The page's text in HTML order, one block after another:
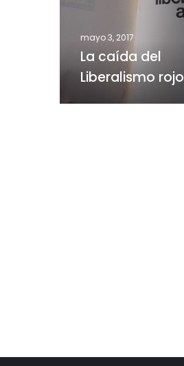
mayo 3, 2017
La caída del
Liberalismo rojo